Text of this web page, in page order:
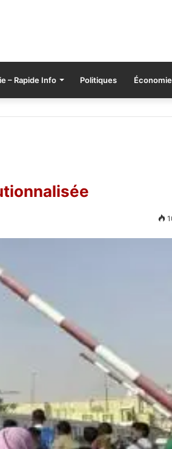
– Rapide Info Politiques Économie